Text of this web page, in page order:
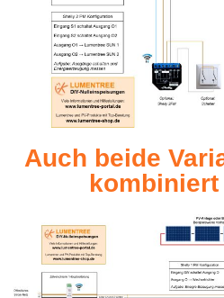
Auch beide
kombiniert